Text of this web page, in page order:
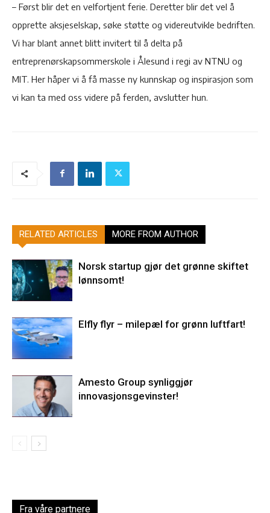
– Først blir det en velfortjent ferie. Deretter blir det vel å
opprette aksjeselskap, søke støtte og videreutvikle bedriften.
Vi har blant annet blitt invitert til å delta på
entreprenørskapsommerskole i Ålesund i regi av NTNU og
MIT. Her håper vi å få masse ny kunnskap og inspirasjon som
vi kan ta med oss videre på ferden, avslutter hun.
RELATED ARTICLES MORE FROM AUTHOR
Norsk startup gjør det grønne skiftet
lønnsomt!
Elfly flyr – milepæl for grønn luftfart!
Amesto Group synliggjør
innovasjonsgevinster!
Fra våre partnere